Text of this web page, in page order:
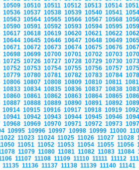
10509 10510 10511 10512 10513 10514
10536 10537 10538 10539 10540 10541
10563 10564 10565 10566 10567 10568
10590 10591 10592 10593 10594 10595
10617 10618 10619 10620 10621 10622
10644 10645 10646 10647 10648 10649
10671 10672 10673 10674 10675 10676
10698 10699 10700 10701 10702 10703
10725 10726 10727 10728 10729 10730
10752 10753 10754 10755 10756 10757
10779 10780 10781 10782 10783 10784
10806 10807 10808 10809 10810 10811
10833 10834 10835 10836 10837 10838
10860 10861 10862 10863 10864 10865
10887 10888 10889 10890 10891 10892
10914 10915 10916 10917 10918 10919
10941 10942 10943 10944 10945 10946
10968 10969 10970 10971 10972 10973
10995 10996 10997 10998 10999 11000
11023 11024 11025 11026 11027 11028
11051 11052 11053 11054 11055 11056
11079 11080 11081 11082 11083 11084
11107 11108 11109 11110 11111 11112
11135 11136 11137 11138 11139 11140 11141